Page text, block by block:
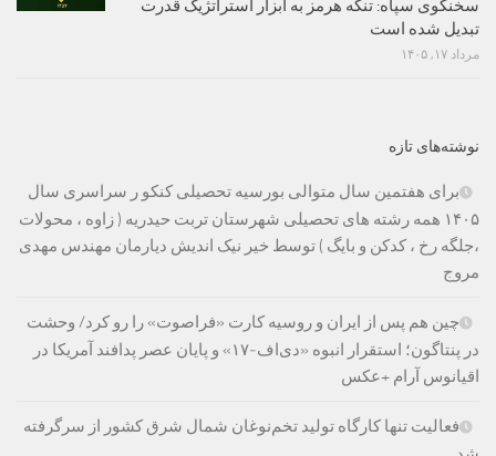
سخنگوی سپاه: تنگه هرمز به ابزار استراتژیک قدرت
تبدیل شده است
مرداد ۱۷, ۱۴۰۵
نوشته‌های تازه
برای هفتمین سال متوالی بورسیه تحصیلی کنکو ر سراسری سال
۱۴۰۵ همه رشته های تحصیلی شهرستان تربت حیدریه ( زاوه ، محولات
،جلگه رخ ، کدکن و بایگ ) توسط خیر نیک اندیش دیارمان مهندس مهدی
مروج
چین هم پس از ایران و روسیه کارت «فراصوت» را رو کرد/ وحشت
در پنتاگون؛ استقرار انبوه «دی‌اف‑۱۷» و پایان عصر پدافند آمریکا در
اقیانوس آرام +عکس
فعالیت تنها کارگاه تولید تخم‌نوغان شمال شرق کشور از سرگرفته